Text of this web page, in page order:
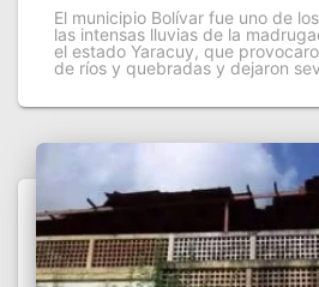
El municipio Bolívar fue uno de
las intensas lluvias de la
el estado Yaracuy, que
de ríos y quebradas y dejaron